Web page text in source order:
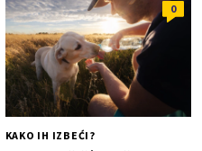
0
KAKO IH IZBEĆI?